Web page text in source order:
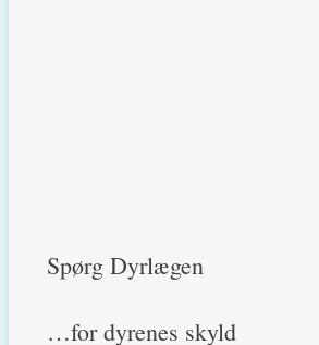
Spørg Dyrlægen
…for dyrenes skyld